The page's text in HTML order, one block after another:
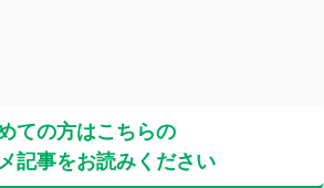
ての方はこちらの
記事をお読みください